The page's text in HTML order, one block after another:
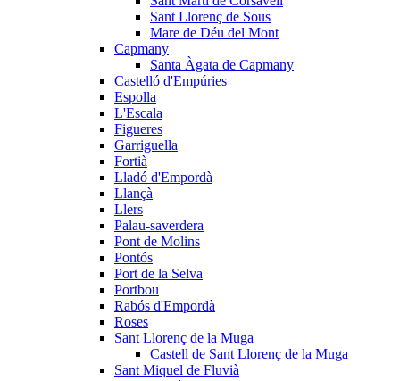
Sant Llorenç de Sous
Mare de Déu del Mont
Capmany
Santa Àgata de Capmany
Castelló d'Empúries
Espolla
L'Escala
Figueres
Garriguella
Fortià
Lladó d'Empordà
Llançà
Llers
Palau-saverdera
Pont de Molins
Pontós
Port de la Selva
Portbou
Rabós d'Empordà
Roses
Sant Llorenç de la Muga
Castell de Sant Llorenç de la Muga
Sant Miquel de Fluvià